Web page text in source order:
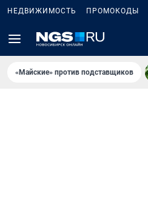
НЕДВИЖИМОСТЬ ПРОМОКОДЫ
«Майские» против подставщиков